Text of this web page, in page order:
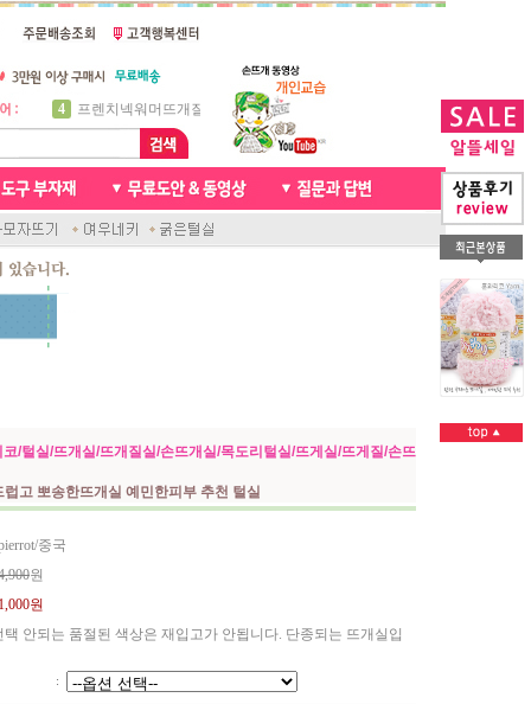
5
비니방울모자 동영상
6
꽈배기목도리
7
천연가죽 핸드메이드라벨
8
신생아모자뜨기
10
손뜨개인형
1
자라무늬 목도리뜨기
2
코/털실/뜨개실/뜨개질실/손뜨개실/목도리털실/뜨게실/뜨게질/손뜨
럽고 뽀송한뜨개실 예민한피부 추천 털실
중국
원
원
택 안되는 품절된 색상은 재입고가 안됩니다. 단종되는 뜨개실입
: